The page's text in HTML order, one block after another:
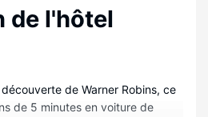
de l'hôtel
de Warner Robins, ce
de 5 minutes en voiture de